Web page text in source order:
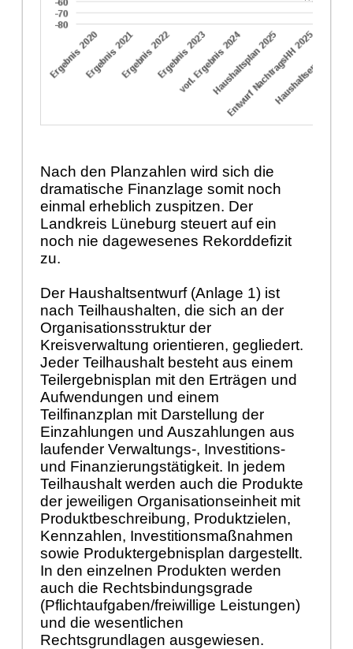
Nach den Planzahlen wird sich die
dramatische Finanzlage somit noch
einmal erheblich zuspitzen. Der
Landkreis Lüneburg steuert auf ein
noch nie dagewesenes Rekorddefizit
zu.
Der Haushaltsentwurf (Anlage 1) ist
nach Teilhaushalten, die sich an der
Organisationsstruktur der
Kreisverwaltung orientieren, gegliedert.
Jeder Teilhaushalt besteht aus einem
Teilergebnisplan mit den Erträgen und
Aufwendungen und einem
Teilfinanzplan mit Darstellung der
Einzahlungen und Auszahlungen aus
laufender Verwaltungs-, Investitions-
und Finanzierungstätigkeit. In jedem
Teilhaushalt werden auch die Produkte
der jeweiligen Organisationseinheit mit
Produktbeschreibung, Produktzielen,
Kennzahlen, Investitionsmaßnahmen
sowie Produktergebnisplan dargestellt.
In den einzelnen Produkten werden
auch die Rechtsbindungsgrade
(Pflichtaufgaben/freiwillige Leistungen)
und die wesentlichen
Rechtsgrundlagen ausgewiesen.